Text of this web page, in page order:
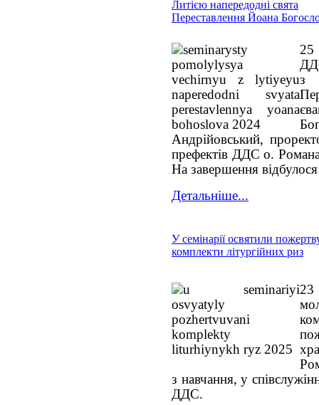
Литією напередодні свята
Переставлення Йоана
25
з
Андрійовський,
префектів ДДС о.
На завершення
Детальніше...
У семінарії освятили
комплекти літургійних риз
23
з навчання, у
ДДС.